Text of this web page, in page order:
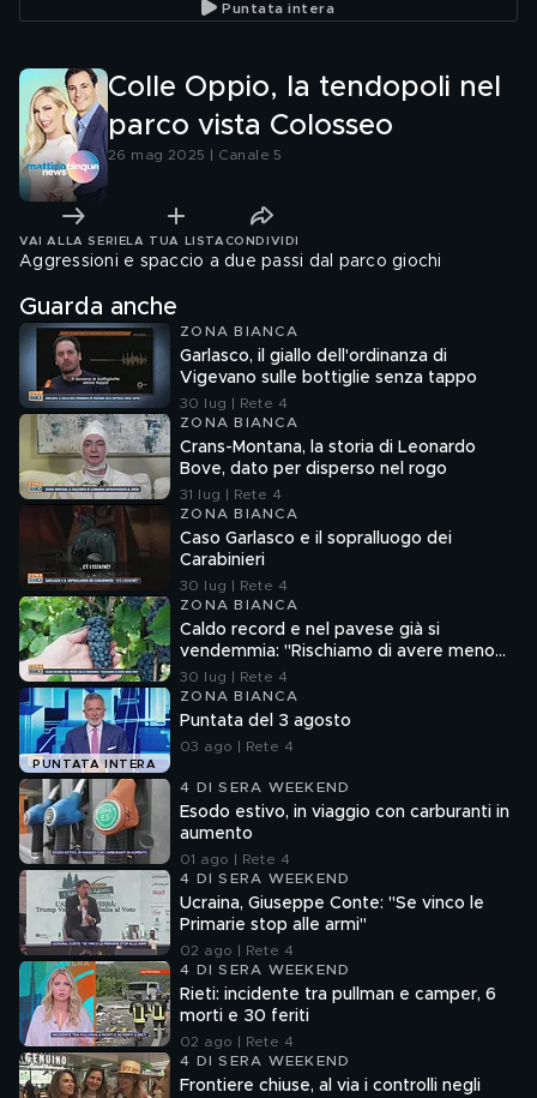
Puntata intera
Colle Oppio, la tendopoli nel
parco vista Colosseo
26 mag 2025 | Canale 5
VAI ALLA SERIE LA TUA LISTA CONDIVIDI
Aggressioni e spaccio a due passi dal parco giochi
Guarda anche
ZONA BIANCA
Garlasco, il giallo dell'ordinanza di
Vigevano sulle bottiglie senza tappo
30 lug | Rete 4
ZONA BIANCA
Crans-Montana, la storia di Leonardo
Bove, dato per disperso nel rogo
31 lug | Rete 4
ZONA BIANCA
Caso Garlasco e il sopralluogo dei
Carabinieri
30 lug | Rete 4
ZONA BIANCA
Caldo record e nel pavese già si
vendemmia: "Rischiamo di avere meno
vino"
30 lug | Rete 4
PUNTATA INTERA
ZONA BIANCA
Puntata del 3 agosto
03 ago | Rete 4
4 DI SERA WEEKEND
Esodo estivo, in viaggio con carburanti in
aumento
01 ago | Rete 4
4 DI SERA WEEKEND
Ucraina, Giuseppe Conte: "Se vinco le
Primarie stop alle armi"
02 ago | Rete 4
4 DI SERA WEEKEND
Rieti: incidente tra pullman e camper, 6
morti e 30 feriti
02 ago | Rete 4
4 DI SERA WEEKEND
Frontiere chiuse, al via i controlli negli